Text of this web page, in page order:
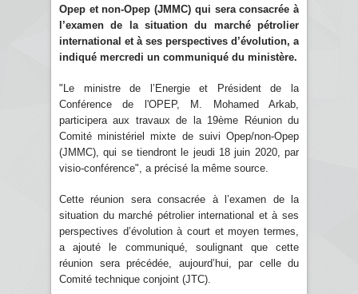
Opep et non-Opep (JMMC) qui sera consacrée à
l’examen de la situation du marché pétrolier
international et à ses perspectives d’évolution, a
indiqué mercredi un communiqué du ministère.
"Le ministre de l’Energie et Président de la
Conférence de l'OPEP, M. Mohamed Arkab,
participera aux travaux de la 19ème Réunion du
Comité ministériel mixte de suivi Opep/non-Opep
(JMMC), qui se tiendront le jeudi 18 juin 2020, par
visio-conférence", a précisé la même source.
Cette réunion sera consacrée à l’examen de la
situation du marché pétrolier international et à ses
perspectives d’évolution à court et moyen termes,
a ajouté le communiqué, soulignant que cette
réunion sera précédée, aujourd’hui, par celle du
Comité technique conjoint (JTC).